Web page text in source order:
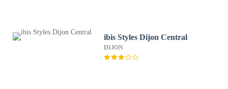
ibis Styles Dijon Central
DIJON